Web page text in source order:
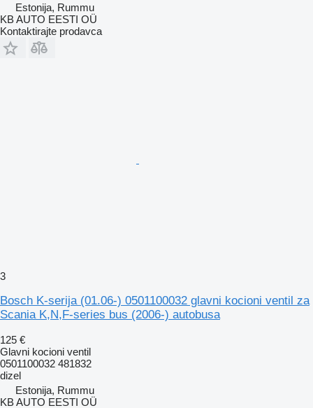
Estonija, Rummu
KB AUTO EESTI OÜ
Kontaktirajte prodavca
3
Bosch K-serija (01.06-) 0501100032 glavni kocioni ventil za
Scania K,N,F-series bus (2006-) autobusa
125 €
Glavni kocioni ventil
0501100032 481832
dizel
Estonija, Rummu
KB AUTO EESTI OÜ